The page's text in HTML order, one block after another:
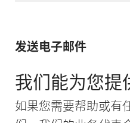
发送电子邮件
我们能为您提
如果您需要帮助或有